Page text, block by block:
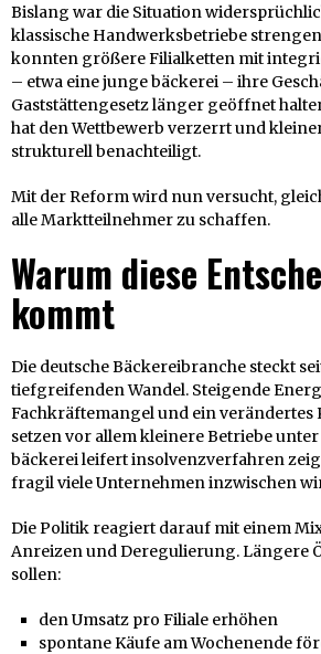
Bislang war die Situation
klassische Handwerksbetriebe
konnten größere Filialketten mit
– etwa eine junge bäckerei – ihre
Gaststättengesetz länger geöffnet
hat den Wettbewerb verzerrt und
strukturell benachteiligt.
Mit der Reform wird nun versucht,
alle Marktteilnehmer zu schaffen.
Warum diese
kommt
Die deutsche Bäckereibranche steckt
tiefgreifenden Wandel. Steigende
Fachkräftemangel und ein verändertes
setzen vor allem kleinere Betriebe unter
bäckerei leifert insolvenzverfahren
fragil viele Unternehmen inzwischen
Die Politik reagiert darauf mit einem
Anreizen und Deregulierung. Längere
sollen:
den Umsatz pro Filiale erhöhen
spontane Käufe am Wochenende